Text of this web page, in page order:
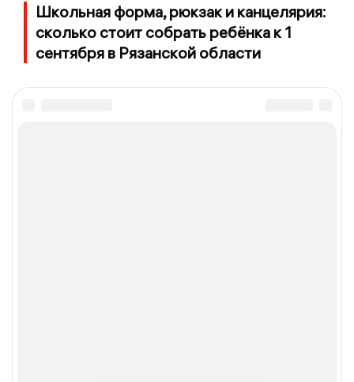
Школьная форма, рюкзак и канцелярия:
сколько стоит собрать ребёнка к 1
сентября в Рязанской области